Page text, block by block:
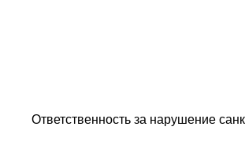
Ответственность за нарушение